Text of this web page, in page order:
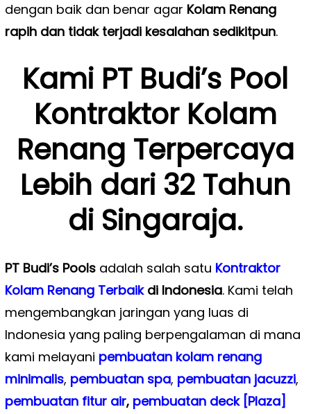
dengan baik dan benar agar Kolam Renang
rapih dan tidak terjadi kesalahan sedikitpun.
Kami PT Budi’s Pool
Kontraktor Kolam
Renang Terpercaya
Lebih dari 32 Tahun
di Singaraja.
PT Budi’s Poolsadalah salah satu Kontraktor
Kolam Renang Terbaik di Indonesia. Kami telah
mengembangkan jaringan yang luas di
Indonesia yang paling berpengalaman di mana
kami melayani pembuatan kolam renang
minimalis, pembuatan spa, pembuatan jacuzzi,
pembuatan fitur air, pembuatan deck [Plaza]